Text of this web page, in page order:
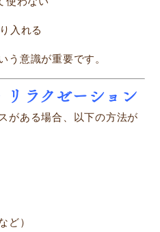
入れる
う意識が重要です。
リラクゼーション
がある場合、以下の方法が
ど）